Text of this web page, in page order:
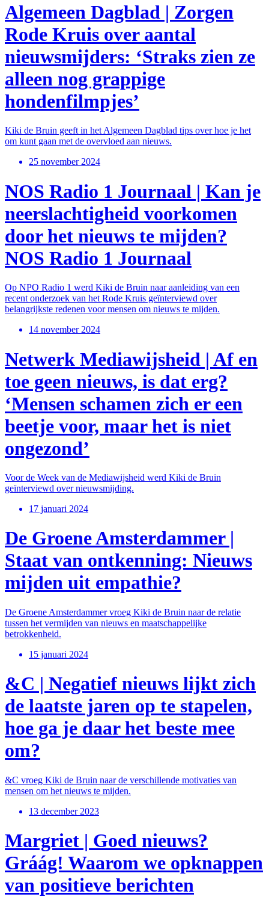
Algemeen Dagblad | Zorgen
Rode Kruis over aantal
nieuwsmijders: ‘Straks zien ze
alleen nog grappige
hondenfilmpjes’
Kiki de Bruin geeft in het Algemeen Dagblad tips over hoe je het
om kunt gaan met de overvloed aan nieuws.
25 november 2024
NOS Radio 1 Journaal | Kan je
neerslachtigheid voorkomen
door het nieuws te mijden?
NOS Radio 1 Journaal
Op NPO Radio 1 werd Kiki de Bruin naar aanleiding van een
recent onderzoek van het Rode Kruis geïnterviewd over
belangrijkste redenen voor mensen om nieuws te mijden.
14 november 2024
Netwerk Mediawijsheid | Af en
toe geen nieuws, is dat erg?
‘Mensen schamen zich er een
beetje voor, maar het is niet
ongezond’
Voor de Week van de Mediawijsheid werd Kiki de Bruin
geïnterviewd over nieuwsmijding.
17 januari 2024
De Groene Amsterdammer |
Staat van ontkenning: Nieuws
mijden uit empathie?
De Groene Amsterdammer vroeg Kiki de Bruin naar de relatie
tussen het vermijden van nieuws en maatschappelijke
betrokkenheid.
15 januari 2024
&C | Negatief nieuws lijkt zich
de laatste jaren op te stapelen,
hoe ga je daar het beste mee
om?
&C vroeg Kiki de Bruin naar de verschillende motivaties van
mensen om het nieuws te mijden.
13 december 2023
Margriet | Goed nieuws?
Gráág! Waarom we opknappen
van positieve berichten